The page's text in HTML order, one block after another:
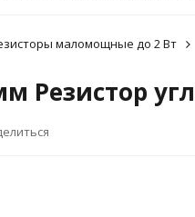
маломощные до 2 Вт
Резистор